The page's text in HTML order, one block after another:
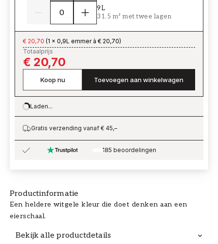
Productinformatie
Een heldere witgele kleur die doet denken aan een
eierschaal.
Bekijk alle productdetails
9L
31.5 m² met twee lagen
€ 20,70 (1 x 0,9L emmer à € 20,70)
Totaalprijs
€ 20,70
Koop nu Toevoegen aan winkelwagen
Loading…
Laden...
Gratis verzending vanaf € 45,–
185 beoordelingen